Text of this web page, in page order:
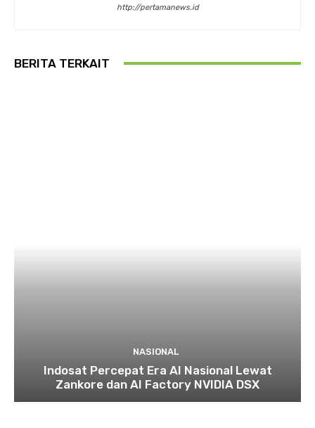
http://pertamanews.id
BERITA TERKAIT
NASIONAL
Indosat Percepat Era AI Nasional Lewat
Zankore dan AI Factory NVIDIA DSX